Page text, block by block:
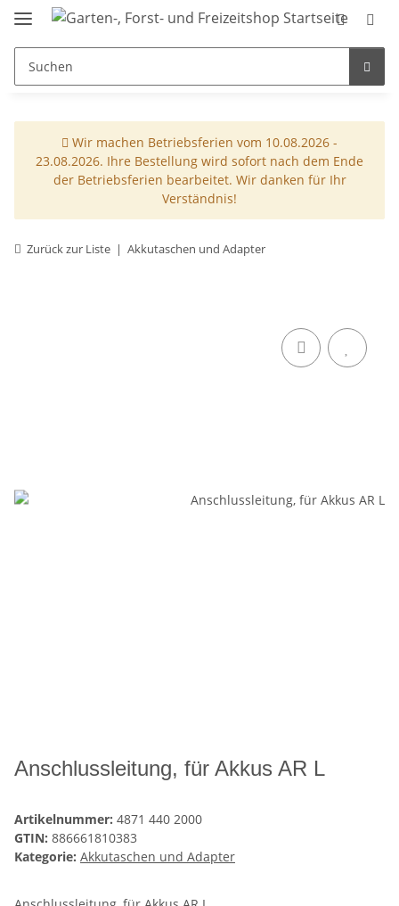
Wir machen Betriebsferien vom 10.08.2026 -
23.08.2026. Ihre Bestellung wird sofort nach dem Ende
der Betriebsferien bearbeitet. Wir danken für Ihr
Verständnis!
Zurück zur Liste Akkutaschen und Adapter
Anschlussleitung, für Akkus AR L
Artikelnummer: 4871 440 2000
GTIN: 886661810383
Kategorie: Akkutaschen und Adapter